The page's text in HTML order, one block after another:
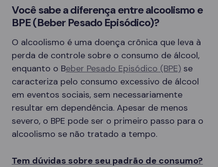
Você sabe a diferença entre alcoolismo e
BPE (Beber Pesado Episódico)?
O alcoolismo é uma doença crônica que leva à
perda de controle sobre o consumo de álcool,
enquanto o Beber Pesado Episódico (BPE) se
caracteriza pelo consumo excessivo de álcool
em eventos sociais, sem necessariamente
resultar em dependência. Apesar de menos
severo, o BPE pode ser o primeiro passo para o
alcoolismo se não tratado a tempo.
Tem dúvidas sobre seu padrão de consumo?